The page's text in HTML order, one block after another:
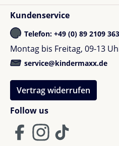
Follow us
Kundenservice
Telefon: +49 (0) 89 2109
Montag bis Freitag, 09-13
service@kindermaxx.de
Vertrag widerrufen